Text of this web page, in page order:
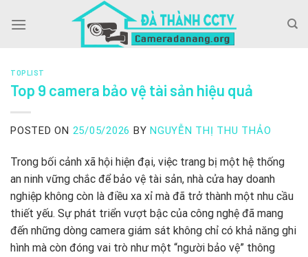
TOPLIST
Top 9 camera bảo vệ tài sản hiệu quả
POSTED ON 25/05/2026 BY NGUYỄN THỊ THU THẢO
Trong bối cảnh xã hội hiện đại, việc trang bị một hệ thống
an ninh vững chắc để bảo vệ tài sản, nhà cửa hay doanh
nghiệp không còn là điều xa xỉ mà đã trở thành một nhu cầu
thiết yếu. Sự phát triển vượt bậc của công nghệ đã mang
đến những dòng camera giám sát không chỉ có khả năng ghi
hình mà còn đóng vai trò như một “người bảo vệ” thông